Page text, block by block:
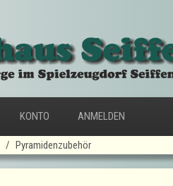
KONTO ANMELDEN
Pyramidenzubehör